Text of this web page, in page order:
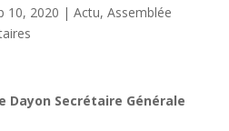
10, 2020 | Actu, Assemblée
Dayon Secrétaire Générale